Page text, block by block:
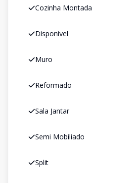
Cozinha Montada
Disponivel
Muro
Reformado
Sala Jantar
Semi Mobiliado
Split